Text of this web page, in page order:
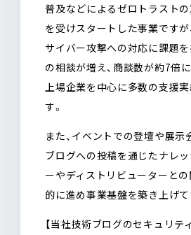
普及などによるゼロトラスト
を受けスタートした事業ですが
サイバー攻撃への対応に課題
の相談が増え、商談数が約7倍
上場企業を中心に多数の支援
す。
また、イベントでの登壇や展
ブログへの投稿を通じたナレッ
ーやディストリビューターと
的に進め事業基盤を築き上げて
【当社技術ブログのセキュリテ